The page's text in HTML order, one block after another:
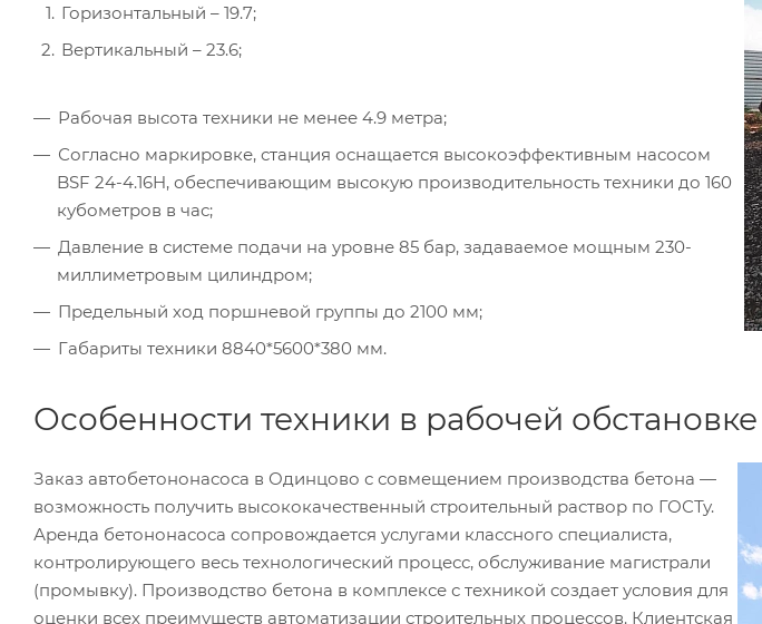
Горизонтальный – 19.7;
Вертикальный – 23.6;
Рабочая высота техники не менее 4.9 метра;
Согласно маркировке, станция оснащается высокоэффективным насосом
BSF 24-4.16H, обеспечивающим высокую производительность техники до 160
кубометров в час;
Давление в системе подачи на уровне 85 бар, задаваемое мощным 230-
миллиметровым цилиндром;
Предельный ход поршневой группы до 2100 мм;
Габариты техники 8840*5600*380 мм.
Особенности техники в рабочей обстановке
Заказ автобетононасоса в Одинцово с совмещением производства бетона —
возможность получить высококачественный строительный раствор по ГОСТу.
Аренда бетононасоса сопровождается услугами классного специалиста,
контролирующего весь технологический процесс, обслуживание магистрали
(промывку). Производство бетона в комплексе с техникой создает условия для
оценки всех преимуществ автоматизации строительных процессов. Клиентская